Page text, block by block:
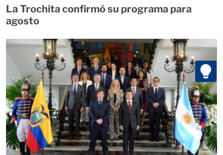
La Trochita confirmó su programa para
agosto